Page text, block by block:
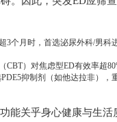
3个月时，首选泌尿外科/男科
CBT）对焦虑型ED有效率超
抑制剂（如他达拉非），
能关乎身心健康与生活